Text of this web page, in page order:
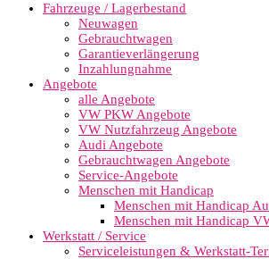
Fahrzeuge / Lagerbestand
Neuwagen
Gebrauchtwagen
Garantieverlängerung
Inzahlungnahme
Angebote
alle Angebote
VW PKW Angebote
VW Nutzfahrzeug Angebote
Audi Angebote
Gebrauchtwagen Angebote
Service-Angebote
Menschen mit Handicap
Menschen mit Handicap
Menschen mit Handicap
Werkstatt / Service
Serviceleistungen & Werkstatt-